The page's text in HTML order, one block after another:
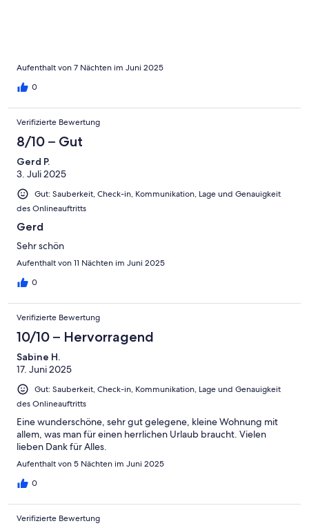
Aufenthalt von 7 Nächten im Juni 2025
0
Verifizierte Bewertung
8/10 – Gut
Gerd P.
3. Juli 2025
Gut: Sauberkeit, Check-in, Kommunikation, Lage und Genauigkeit
des Onlineauftritts
Gerd
Sehr schön
Aufenthalt von 11 Nächten im Juni 2025
0
Verifizierte Bewertung
10/10 – Hervorragend
Sabine H.
17. Juni 2025
Gut: Sauberkeit, Check-in, Kommunikation, Lage und Genauigkeit
des Onlineauftritts
Eine wunderschöne, sehr gut gelegene, kleine Wohnung mit
allem, was man für einen herrlichen Urlaub braucht. Vielen
lieben Dank für Alles.
Aufenthalt von 5 Nächten im Juni 2025
0
Verifizierte Bewertung